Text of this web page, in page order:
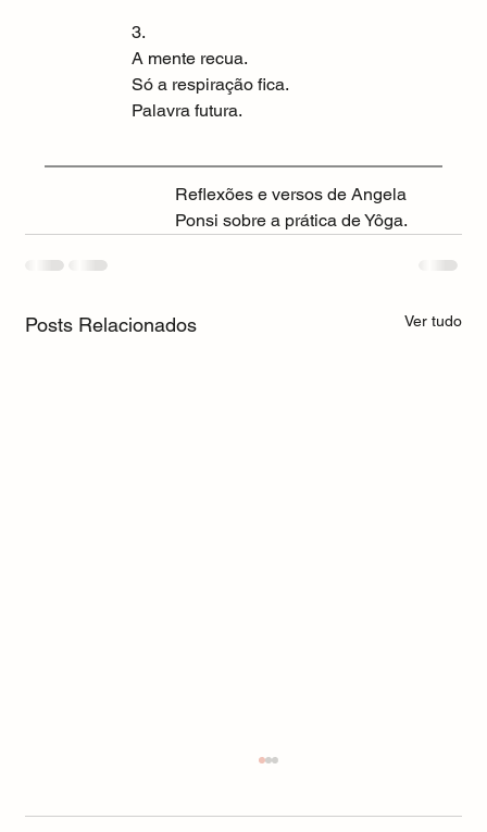
3.
A mente recua.
Só a respiração fica.
Palavra futura.
Reflexões e versos de Angela
Ponsi sobre a prática de Yôga.
Posts Relacionados Ver tudo